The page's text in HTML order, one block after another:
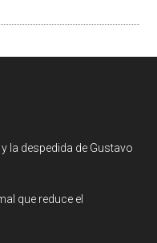
la despedida de Gustavo
que reduce el